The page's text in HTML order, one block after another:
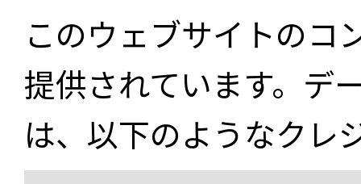
このウェブサイトのコ
提供されています。デ
は、以下のようなクレ